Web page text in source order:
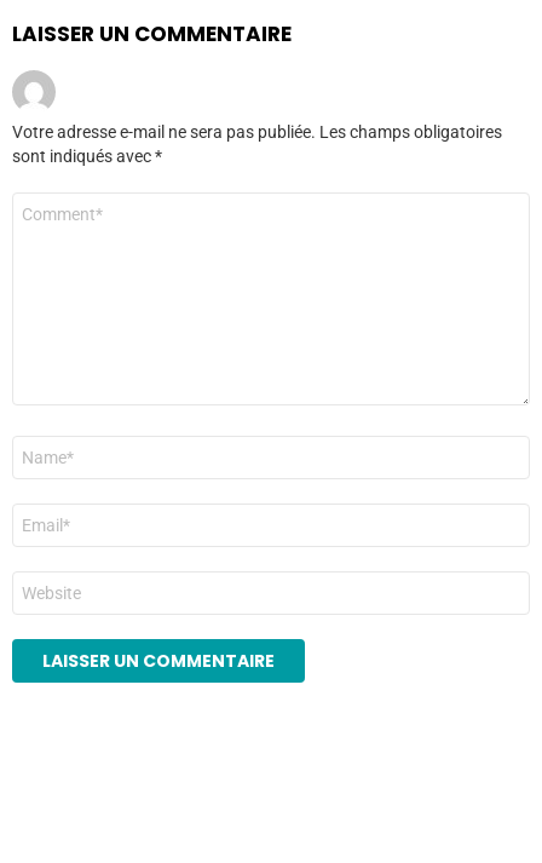
LAISSER UN COMMENTAIRE
Votre adresse e-mail ne sera pas publiée. Les champs obligatoires
sont indiqués avec*
mail
*
Site
web